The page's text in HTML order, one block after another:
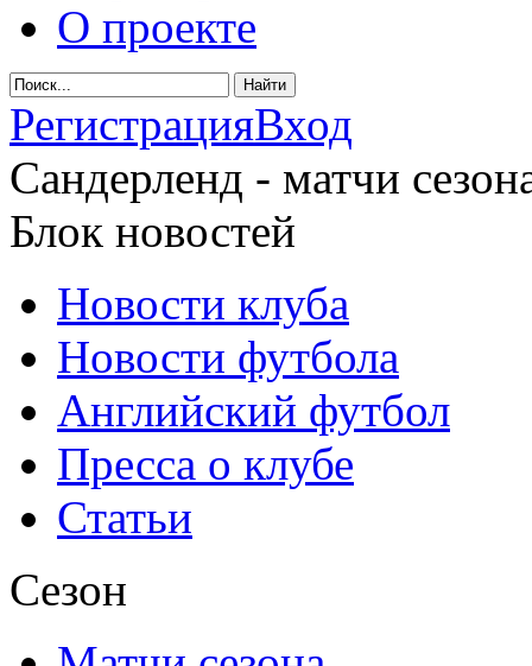
О проекте
РегистрацияВход
Сандерленд - матчи
Блок новостей
Новости клуба
Новости футбола
Английский футбол
Пресса о клубе
Статьи
Сезон